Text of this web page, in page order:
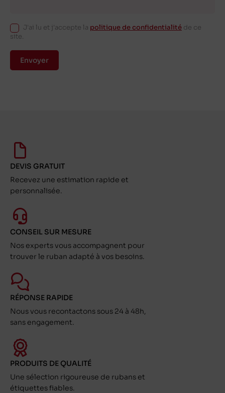
J'ai lu et j'accepte la politique de confidentialité de ce
site.
Envoyer
DEVIS GRATUIT
Recevez une estimation rapide et
personnalisée.
CONSEIL SUR MESURE
Nos experts vous accompagnent pour
trouver le ruban adapté à vos besoins.
RÉPONSE RAPIDE
Nous vous recontactons sous 24 à 48h,
sans engagement.
PRODUITS DE QUALITÉ
Une sélection rigoureuse de rubans et
étiquettes fiables.